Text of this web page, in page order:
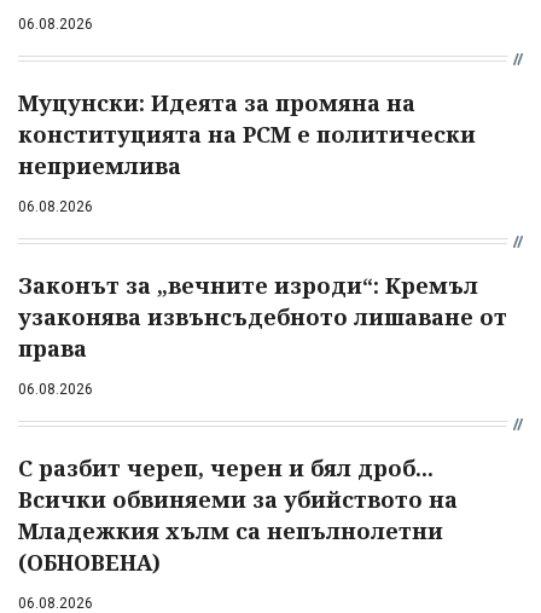
06.08.2026
Муцунски: Идеята за промяна на
конституцията на РСМ е политически
неприемлива
06.08.2026
Законът за „вечните изроди“: Кремъл
узаконява извънсъдебното лишаване от
права
06.08.2026
С разбит череп, черен и бял дроб...
Всички обвиняеми за убийството на
Младежкия хълм са непълнолетни
(ОБНОВЕНА)
06.08.2026